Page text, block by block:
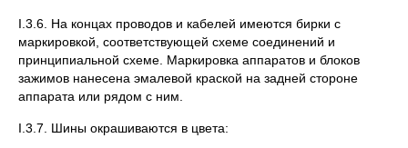
I.3.6. На концах проводов и кабелей имеются бирки с
маркировкой, соответствующей схеме соединений и
принципиальной схеме. Маркировка аппаратов и блоков
зажимов нанесена эмалевой краской на задней стороне
аппарата или рядом с ним.
I.3.7. Шины окрашиваются в цвета: